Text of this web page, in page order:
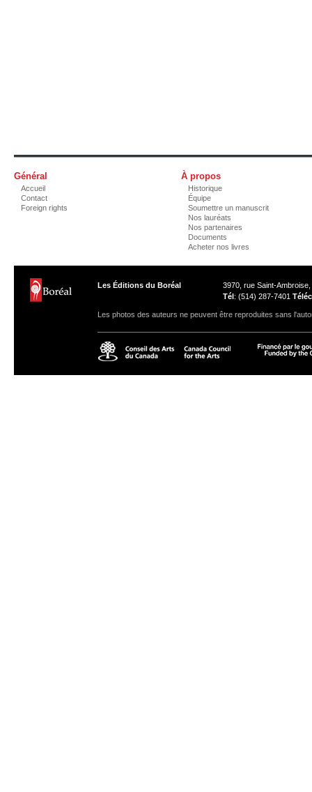
Général
Accueil
Contact
Foreign rights
À propos
Historique
Équipe
Soumettre un manuscrit
Nos lauréats
Nos partenaires
Documents
Acheter nos livres
Les Éditions du Boréal
3970, rue Saint-
Tél: (514) 287-7401 Téléc
Les photos des auteurs ne peuvent être reproduites sans